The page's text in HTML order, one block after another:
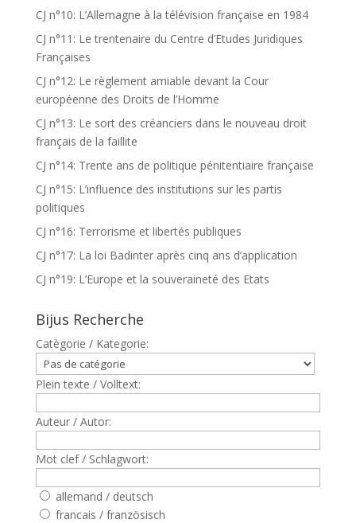
CJ n°10: L’Allemagne à la télévision française en 1984
CJ n°11: Le trentenaire du Centre d’Etudes Juridiques
Françaises
CJ n°12: Le règlement amiable devant la Cour
européenne des Droits de l’Homme
CJ n°13: Le sort des créanciers dans le nouveau droit
français de la faillite
CJ n°14: Trente ans de politique pénitentiaire française
CJ n°15: L’influence des institutions sur les partis
politiques
CJ n°16: Terrorisme et libertés publiques
CJ n°17: La loi Badinter après cinq ans d’application
CJ n°19: L’Europe et la souveraineté des Etats
Bijus Recherche
Catègorie / Kategorie:
Plein texte / Volltext:
Auteur / Autor:
Mot clef / Schlagwort:
allemand / deutsch
francais / französisch